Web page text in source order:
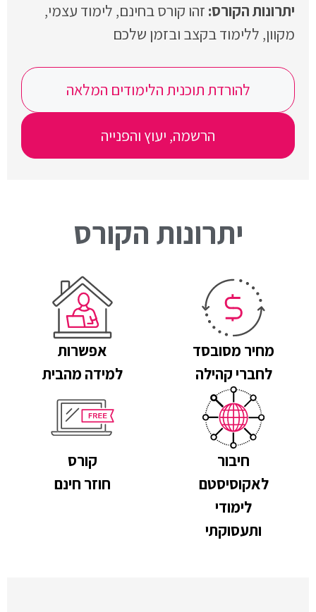
זהו קורס בחינם, לימוד עצמי,
מקוון, ללימוד בקצב ובזמן שלכם
להורדת תוכנית הלימודים המלאה
הרשמה, יעוץ והפנייה
יתרונות הקורס
מחיר מסובסד
לחברי קהילה
אפשרות
למידה מהבית
חיבור
לאקוסיסטם
לימודי
ותעסוקתי
קורס
חוזר חינם